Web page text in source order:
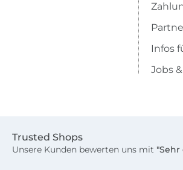
Infos
Jobs
Trusted Shops
Unsere Kunden bewerten uns mit "Sehr